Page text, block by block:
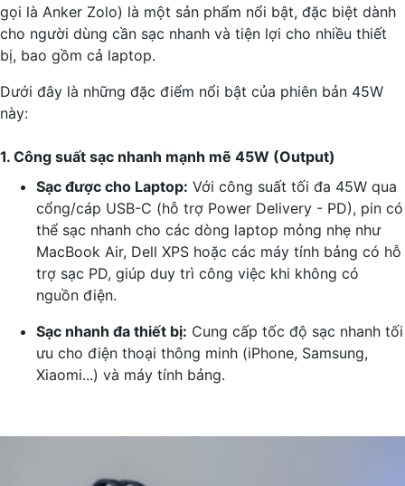
gọi là Anker Zolo) là một sản phẩm nổi bật, đặc biệt dành
cho người dùng cần sạc nhanh và tiện lợi cho nhiều thiết
bị, bao gồm cả laptop.
Dưới đây là những đặc điểm nổi bật của phiên bản 45W
này:
1. Công suất sạc nhanh mạnh mẽ 45W (Output)
Sạc được cho Laptop: Với công suất tối đa 45W qua
cổng/cáp USB-C (hỗ trợ Power Delivery - PD), pin có
thể sạc nhanh cho các dòng laptop mỏng nhẹ như
MacBook Air, Dell XPS hoặc các máy tính bảng có hỗ
trợ sạc PD, giúp duy trì công việc khi không có
nguồn điện.
Sạc nhanh đa thiết bị: Cung cấp tốc độ sạc nhanh tối
ưu cho điện thoại thông minh (iPhone, Samsung,
Xiaomi...) và máy tính bảng.